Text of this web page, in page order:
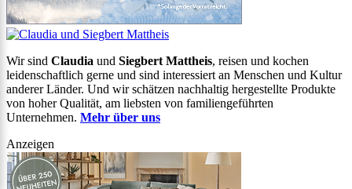
Wir sind Claudia und Siegbert Mattheis, reisen und kochen
leidenschaftlich gerne und sind interessiert an Menschen und Kultur
anderer Länder. Und wir schätzen nachhaltig hergestellte Produkte
von hoher Qualität, am liebsten von familiengeführten
Unternehmen. Mehr über uns
Anzeigen